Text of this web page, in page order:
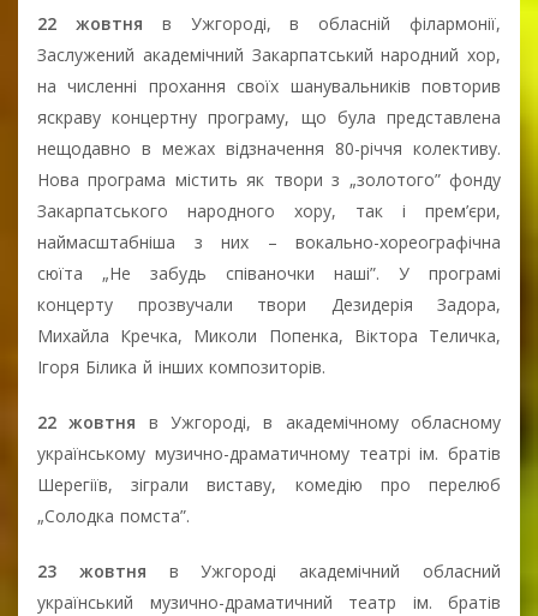
22 жовтня в Ужгороді, в обласній філармонії,
Заслужений академічний Закарпатський народний хор,
на численні прохання своїх шанувальників повторив
яскраву концертну програму, що була представлена
нещодавно в межах відзначення 80-річчя колективу.
Нова програма містить як твори з „золотого” фонду
Закарпатського народного хору, так і прем’єри,
наймасштабніша з них – вокально-хореографічна
сюїта „Не забудь співаночки наші”. У програмі
концерту прозвучали твори Дезидерія Задора,
Михайла Кречка, Миколи Попенка, Віктора Теличка,
Ігоря Білика й інших композиторів.
22 жовтня в Ужгороді, в академічному обласному
українському музично-драматичному театрі ім. братів
Шерегіїв, зіграли виставу, комедію про перелюб
„Солодка помста”.
23 жовтня в Ужгороді академічний обласний
український музично-драматичний театр ім. братів